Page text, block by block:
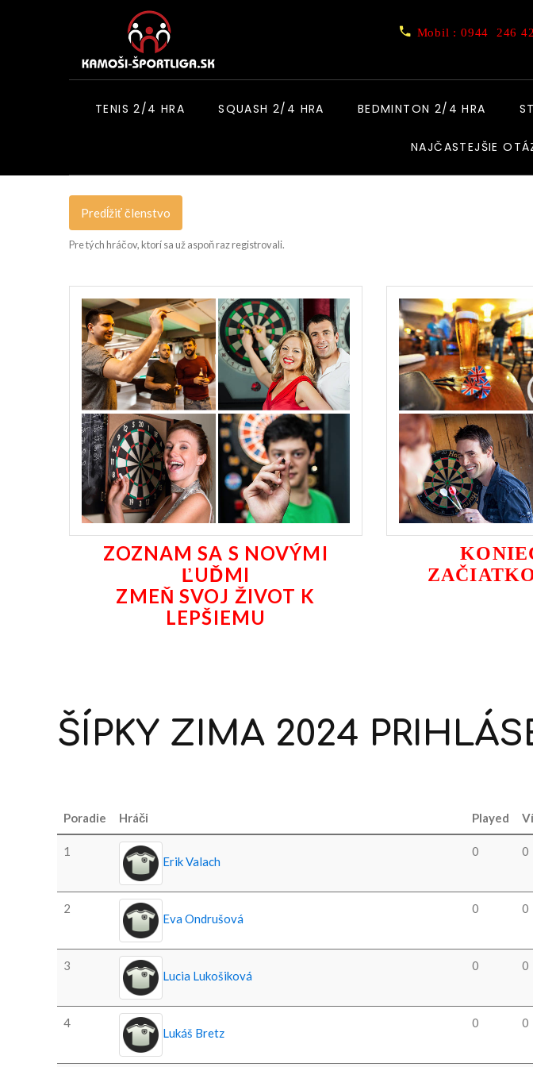
Mobil : 0944 246
TENIS 2/4 HRA SQUASH 2/4 HRA BEDMINTON 2/4 HRA
NAJČASTEJŠIE
Predĺžiť členstvo
Pre tých hráčov, ktorí sa už aspoň raz registrovali.
ZOZNAM SA S NOVÝMI
ĽUĎMI
ZMEŇ SVOJ ŽIVOT K
LEPŠIEMU
ŠÍPKY ZIMA 2024
Poradie Hráči Played
1
Erik Valach
0 0
2
Eva Ondrušová
0 0
3
Lucia Lukošiková
0 0
4
Lukáš Bretz
0 0